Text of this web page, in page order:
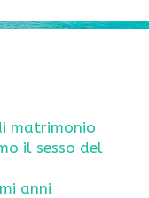
matrimonio
il sesso del
anni